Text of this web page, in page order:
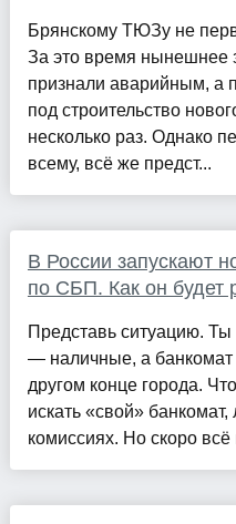
Брянскому ТЮЗу не
За это время нынешнее
признали аварийным, а
под строительство
несколько раз. Однако
всему, всё же предст...
В России запускают
по СБП. Как он будет
Представь ситуацию.
— наличные, а банкомат
другом конце города.
искать «свой» банкомат,
комиссиях. Но скоро